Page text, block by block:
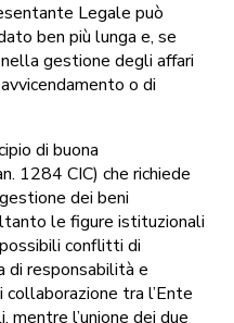
Legale può
ben più lunga e, se
gestione degli affari
o di
di buona
1284 CIC) che richiede
dei beni
le figure istituzionali
conflitti di
di responsabilità e
tra l’Ente
l’unione dei due